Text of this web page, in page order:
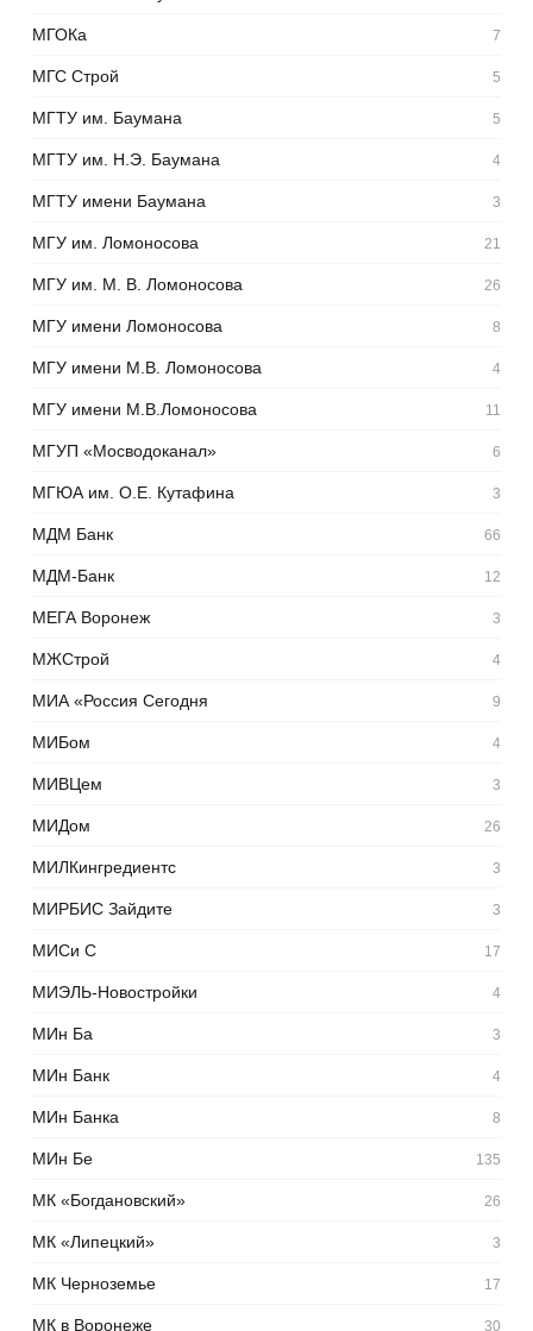
МГОКа 7
МГС Строй 5
МГТУ им. Баумана 5
МГТУ им. Н.Э. Баумана 4
МГТУ имени Баумана 3
МГУ им. Ломоносова 21
МГУ им. М. В. Ломоносова 26
МГУ имени Ломоносова 8
МГУ имени М.В. Ломоносова 4
МГУ имени М.В.Ломоносова 11
МГУП «Мосводоканал» 6
МГЮА им. О.Е. Кутафина 3
МДМ Банк 66
МДМ-Банк 12
МЕГА Воронеж 3
МЖСтрой 4
МИА «Россия Сегодня 9
МИБом 4
МИВЦем 3
МИДом 26
МИЛКингредиентс 3
МИРБИС Зайдите 3
МИСи С 17
МИЭЛЬ-Новостройки 4
МИн Ба 3
МИн Банк 4
МИн Банка 8
МИн Бе 135
МК «Богдановский» 26
МК «Липецкий» 3
МК Черноземье 17
МК в Воронеже 30